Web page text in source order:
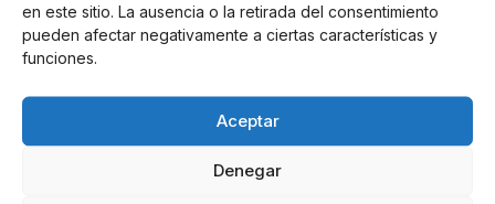
en este sitio. La ausencia o la retirada del consentimiento
pueden afectar negativamente a ciertas características y
funciones.
Aceptar
Denegar
Online Casino
Mejores Casinos Online con Bitcoin y
Criptomonedas en Argentina 2025
Mejores casinos online con
criptomonedas y Bitcoin en México 2025